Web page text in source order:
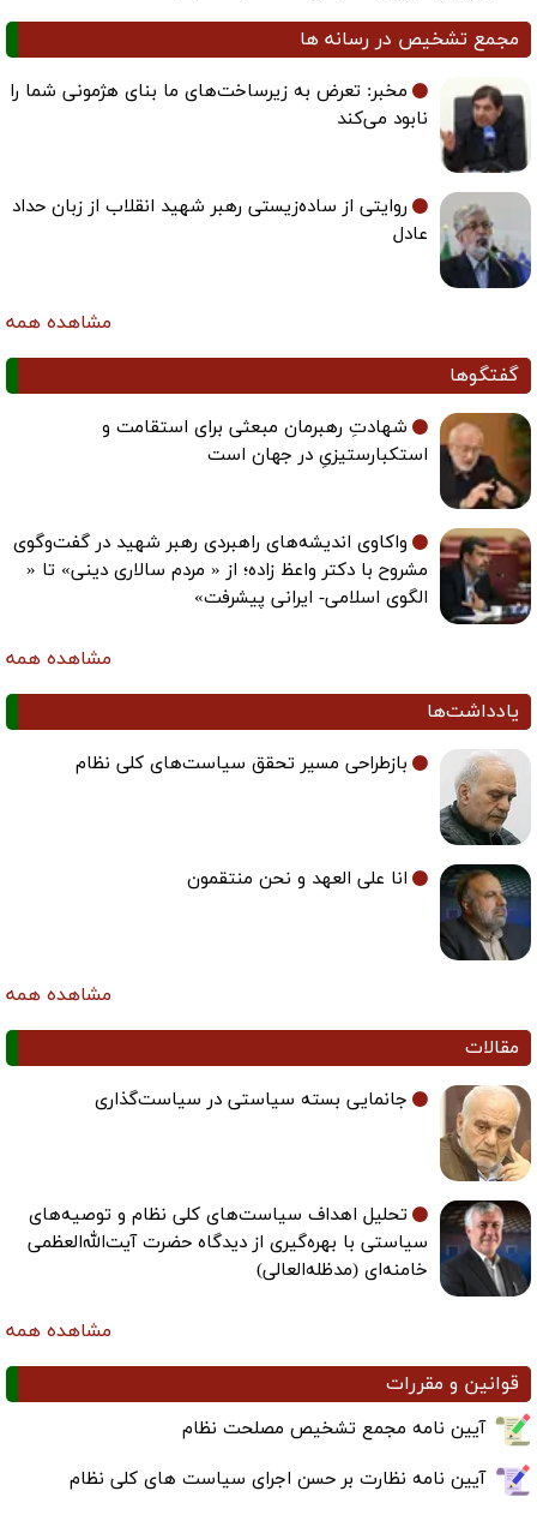
مجمع تشخیص در رسانه ها
مخبر: تعرض به زیرساخت‌های ما بنای هژمونی شما را
نابود می‌کند
روایتی از ساده‌زیستی رهبر شهید انقلاب از زبان حداد
عادل
مشاهده همه
گفتگوها
شهادتِ رهبرمان مبعثی برای استقامت و
استکبارستیزیِ در جهان است
واکاوی اندیشه‌های راهبردی رهبر شهید در گفت‌وگوی
مشروح با دکتر واعظ زاده؛ از « مردم سالاری دینی» تا «
الگوی اسلامی- ایرانی پیشرفت»
مشاهده همه
یادداشت‌ها
بازطراحی مسیر تحقق سیاست‌های کلی نظام
انا علی العهد و نحن منتقمون
مشاهده همه
مقالات
جانمایی بسته سیاستی در سیاست‌گذاری
تحلیل اهداف سیاست‌های کلی نظام و توصیه‌های
سیاستی با بهره‌گیری از دیدگاه حضرت آیت‌الله‌العظمی
خامنه‌ای (مدظله‌العالی)
مشاهده همه
قوانین و مقررات
آیین نامه مجمع تشخیص مصلحت نظام
آیین نامه نظارت بر حسن اجرای سیاست های کلی نظام